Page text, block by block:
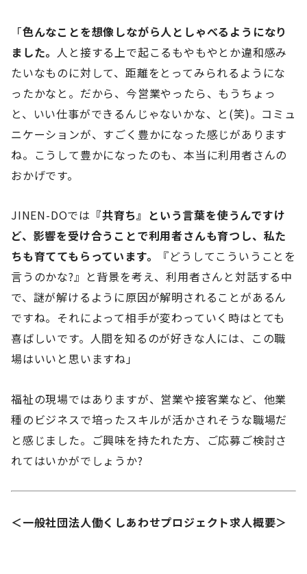
「色んなことを想像しながら人としゃべるようになり
ました。 人と接する上で起こるもやもやとか違和感み
たいなものに対して、距離をとってみられるようにな
ったかなと。だから、今営業やったら、もうちょっ
と、いい仕事ができるんじゃないかな、と(笑)。コミュ
ニケーションが、すごく豊かになった感じがあります
ね。こうして豊かになったのも、本当に利用者さんの
おかげです。
JINEN-DOでは 『共育ち』という言葉を使うんですけ
ど、影響を受け合うことで利用者さんも育つし、私た
ちも育ててもらっています。
『どうしてこういうことを
言うのかな?』と背景を考え、利用者さんと対話する中
で、謎が解けるように原因が解明されることがあるん
ですね。それによって相手が変わっていく時はとても
喜ばしいです。人間を知るのが好きな人には、この職
場はいいと思いますね」
福祉の現場ではありますが、営業や接客業など、他業
種のビジネスで培ったスキルが活かされそうな職場だ
と感じました。ご興味を持たれた方、ご応募ご検討さ
れてはいかがでしょうか?
＜一般社団法人働くしあわせプロジェクト求人概要＞